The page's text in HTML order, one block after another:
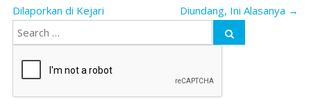
Dilaporkan di Kejari
Diundang, Ini Alasanya →